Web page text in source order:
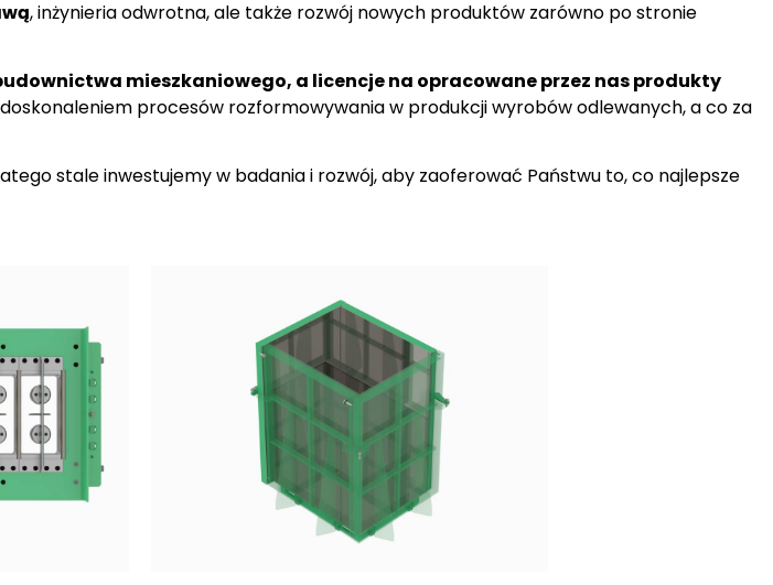
, inżynieria odwrotna, ale także rozwój nowych produktów zarówno po stronie
mieszkaniowego, a licencje na opracowane przez nas produkty
procesów rozformowywania w produkcji wyrobów odlewanych, a co za
stale inwestujemy w badania i rozwój, aby zaoferować Państwu to, co najlepsze